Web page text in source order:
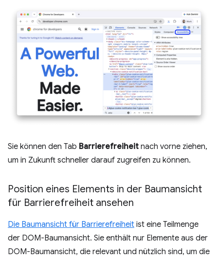
Sie können den Tab Barrierefreiheit nach vorne ziehen,
um in Zukunft schneller darauf zugreifen zu können.
Position eines Elements in der Baumansicht
für Barrierefreiheit ansehen
Die Baumansicht für Barrierefreiheit ist eine Teilmenge
der DOM-Baumansicht. Sie enthält nur Elemente aus der
DOM-Baumansicht, die relevant und nützlich sind, um die